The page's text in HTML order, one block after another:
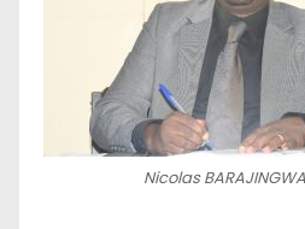
Nicolas BARAJINGWA